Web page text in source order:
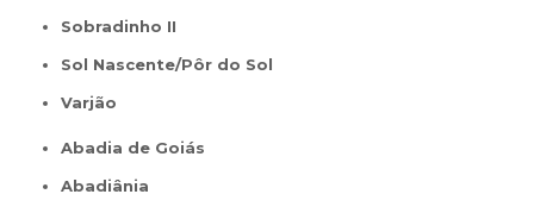
Sobradinho II
Sol Nascente/Pôr do Sol
Varjão
Abadia de Goiás
Abadiânia